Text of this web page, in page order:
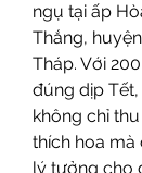
ngụ tại ấp
Thắng,
Tháp. Với
đúng dịp
không chỉ
thích hoa mà
lý tưởng cho